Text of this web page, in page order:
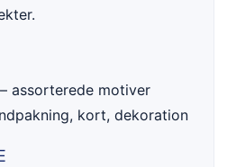
assorterede motiver
kort, dekoration